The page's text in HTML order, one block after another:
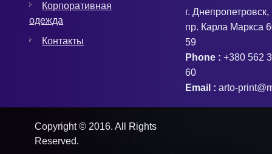
Корпоративная
одежда
Контакты
г. Днепропетровск,
пр. Карла Маркса
59
Phone : +380 562
60
Email : arto-
Copyright © 2016. All Rights
Reserved.